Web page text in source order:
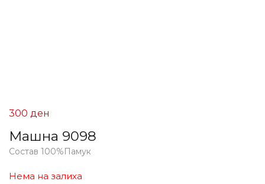
Машна 9098
300 ден
Состав 100%Памук
Нема на залиха